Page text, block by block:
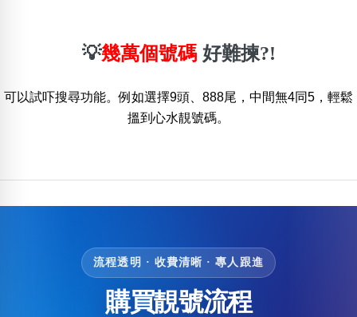
💡幾萬個號碼 好難揀?!
可以試吓搜尋功能。例如選擇9頭、888尾，中間無4同5，輕鬆
搵到心水靚號碼。
流程透明 · 收費清晰 · 專人跟進
購買靚號流程